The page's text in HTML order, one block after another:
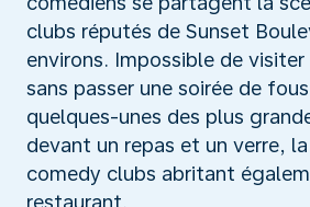
clubs réputés de Sunset
environs. Impossible de
sans passer une soirée de
quelques-unes des plus
devant un repas et un verre,
comedy clubs abritant
restaurant.